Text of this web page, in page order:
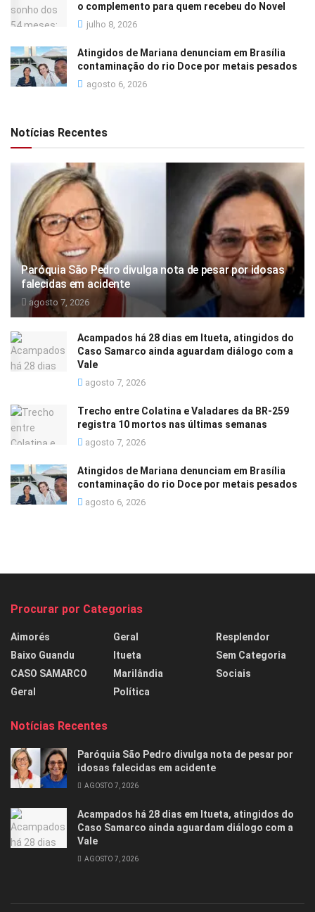
o complemento para quem recebeu do Novel
julho 8, 2026
Atingidos de Mariana denunciam em Brasília
contaminação do rio Doce por metais pesados
agosto 6, 2026
Notícias Recentes
Paróquia São Pedro divulga nota de pesar por idosas
falecidas em acidente
agosto 7, 2026
Acampados há 28 dias em Itueta, atingidos do
Caso Samarco ainda aguardam diálogo com a
Vale
agosto 7, 2026
Trecho entre Colatina e Valadares da BR-259
registra 10 mortos nas últimas semanas
agosto 7, 2026
Atingidos de Mariana denunciam em Brasília
contaminação do rio Doce por metais pesados
agosto 6, 2026
Procurar por Categorias
Aimorés
Baixo Guandu
CASO SAMARCO
Geral
Geral
Itueta
Marilândia
Política
Resplendor
Sem Categoria
Sociais
Notícias Recentes
Paróquia São Pedro divulga nota de pesar por
idosas falecidas em acidente
AGOSTO 7, 2026
Acampados há 28 dias em Itueta, atingidos do
Caso Samarco ainda aguardam diálogo com a
Vale
AGOSTO 7, 2026